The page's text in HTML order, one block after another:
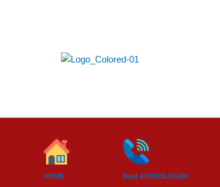
HOME Best ASTROLOGER